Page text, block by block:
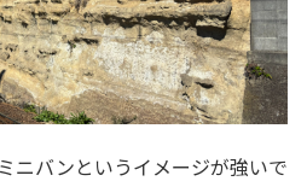
ニバンというイメージが強いで